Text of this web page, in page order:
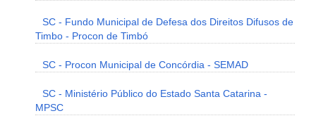
SC - Fundo Municipal de Defesa dos Direitos Difusos de
Timbo - Procon de Timbó
SC - Procon Municipal de Concórdia - SEMAD
SC - Ministério Público do Estado Santa Catarina -
MPSC